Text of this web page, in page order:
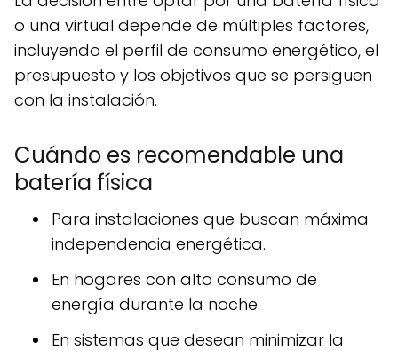
o una virtual depende de múltiples factores,
incluyendo el perfil de consumo energético, el
presupuesto y los objetivos que se persiguen
con la instalación.
Cuándo es recomendable una
batería física
Para instalaciones que buscan máxima
independencia energética.
En hogares con alto consumo de
energía durante la noche.
En sistemas que desean minimizar la